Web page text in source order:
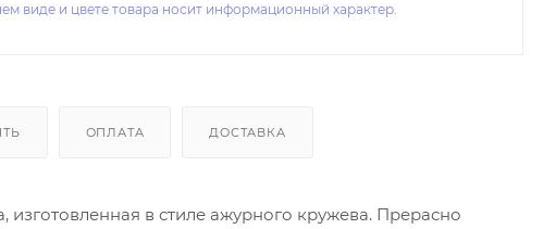
виде и цвете товара носит информационный характер.
ОПЛАТА ДОСТАВКА
изготовленная в стиле ажурного кружева. Прерасно